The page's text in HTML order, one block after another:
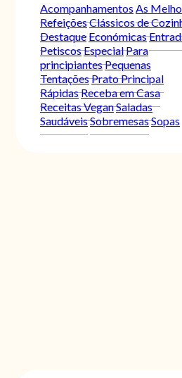
Acompanhamentos As
RefeiçõesClássicos de
Destaque Económicas
PetiscosEspecialPara
principiantesPequenas
TentaçõesPrato Principal
RápidasReceba em Casa
Receitas VeganSaladas
SaudáveisSobremesasSopas